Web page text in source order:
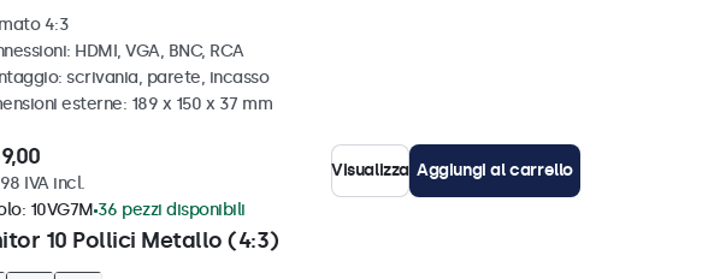
4:3
HDMI, VGA, BNC, RCA
scrivania, parete, incasso
esterne: 189 x 150 x 37 mm
IVA incl.
Visualizza Aggiungi al carrello
10 Pollici Metallo (4:3)
10VG7M 36 pezzi disponibili